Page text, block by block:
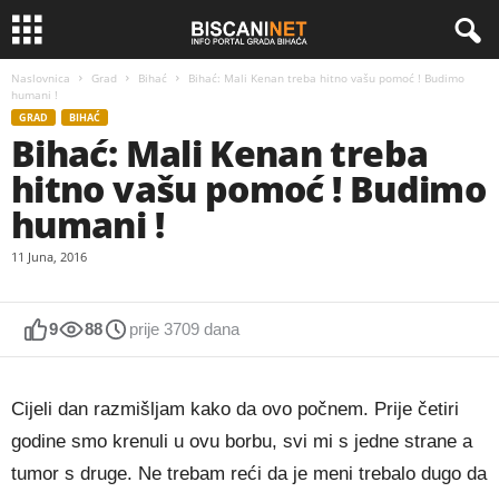
Naslovnica Grad Bihać
Bihać: Mali Kenan treba hitno vašu pomoć ! Budimo
humani !
GRAD BIHAĆ
Bihać: Mali Kenan treba
hitno vašu pomoć ! Budimo
humani !
11 Juna, 2016
9 88 prije 3709 dana
Cijeli dan razmišljam kako da ovo počnem. Prije četiri
godine smo krenuli u ovu borbu, svi mi s jedne strane a
tumor s druge. Ne trebam reći da je meni trebalo dugo da